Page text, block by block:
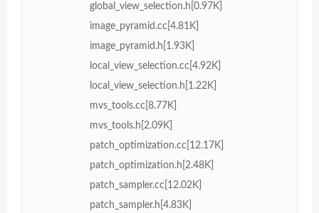
global_view_selection.h[0.97K]
image_pyramid.cc[4.81K]
image_pyramid.h[1.93K]
local_view_selection.cc[4.92K]
local_view_selection.h[1.22K]
mvs_tools.cc[8.77K]
mvs_tools.h[2.09K]
patch_optimization.cc[12.17K]
patch_optimization.h[2.48K]
patch_sampler.cc[12.02K]
patch_sampler.h[4.83K]